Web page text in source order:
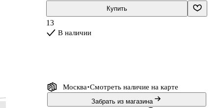
Купить
13
В наличии
Москва Смотреть наличие на карте
Забрать из магазина